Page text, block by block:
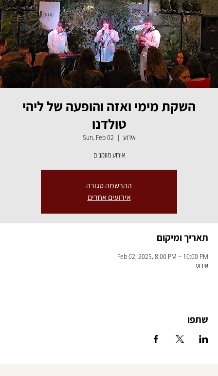
השקת מימי ואזה והופעה של ליהי
טולדנו
Sun, Feb 02
  |
אירוע
אירוע מוזמנים
ההרשמה סגורה
אירועים אחרים
תאריך ומיקום
Feb 02, 2025, 8:00 PM – 10:00 PM
אירוע
שתפו